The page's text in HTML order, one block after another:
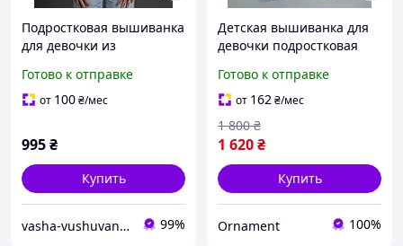
Подростковая вышиванка
для девочки из
серыми розами
Готово к отправке
от 100₴/мес
995₴
Купить
vasha-vushuvanka 99%
Детская вышиванка для
девочки подростковая
длинным рукавом и
украинским орнаментом
Готово к отправке
от 162₴/мес
1 620₴
1 800 ₴
Купить
Ornament 100%